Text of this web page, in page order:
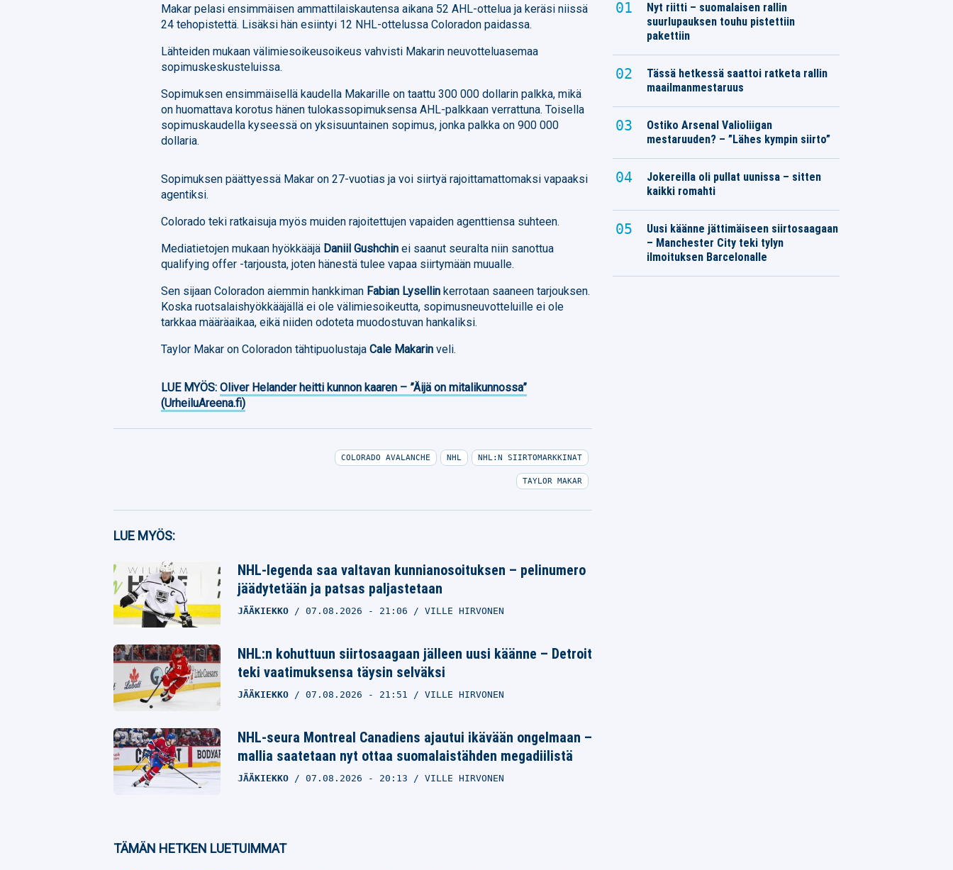
Makar pelasi ensimmäisen ammattilaiskautensa aikana 52 AHL-ottelua ja keräsi niissä
24 tehopistettä. Lisäksi hän esiintyi 12 NHL-ottelussa Coloradon paidassa.
Lähteiden mukaan välimiesoikeusoikeus vahvisti Makarin neuvotteluasemaa
sopimuskeskusteluissa.
Sopimuksen ensimmäisellä kaudella Makarille on taattu 300 000 dollarin palkka, mikä
on huomattava korotus hänen tulokassopimuksensa AHL-palkkaan verrattuna. Toisella
sopimuskaudella kyseessä on yksisuuntainen sopimus, jonka palkka on 900 000
dollaria.
Sopimuksen päättyessä Makar on 27-vuotias ja voi siirtyä rajoittamattomaksi vapaaksi
agentiksi.
Colorado teki ratkaisuja myös muiden rajoitettujen vapaiden agenttiensa suhteen.
Mediatietojen mukaan hyökkääjä Daniil Gushchin ei saanut seuralta niin sanottua
qualifying offer -tarjousta, joten hänestä tulee vapaa siirtymään muualle.
Sen sijaan Coloradon aiemmin hankkiman Fabian Lysellin kerrotaan saaneen tarjouksen.
Koska ruotsalaishyökkääjällä ei ole välimiesoikeutta, sopimusneuvotteluille ei ole
tarkkaa määräaikaa, eikä niiden odoteta muodostuvan hankaliksi.
Taylor Makar on Coloradon tähtipuolustajaCale Makarin veli.
LUE MYÖS:Oliver Helander heitti kunnon kaaren – ”Äijä on mitalikunnossa”
(UrheiluAreena.fi)
Whatsapp
COLORADO AVALANCHE NHL NHL:N SIIRTOMARKKINAT
TAYLOR MAKAR
LUE MYÖS:
NHL-legenda saa valtavan kunnianosoituksen – pelinumero
jäädytetään ja patsas paljastetaan
JÄÄKIEKKO 07.08.2026 - 21:06 VILLE HIRVONEN
NHL:n kohuttuun siirtosaagaan jälleen uusi käänne – Detroit
teki vaatimuksensa täysin selväksi
JÄÄKIEKKO 07.08.2026 - 21:51 VILLE HIRVONEN
NHL-seura Montreal Canadiens ajautui ikävään ongelmaan –
mallia saatetaan nyt ottaa suomalaistähden megadiilistä
JÄÄKIEKKO 07.08.2026 - 20:13 VILLE HIRVONEN
TÄMÄN HETKEN LUETUIMMAT
Nyt riitti – suomalaisen rallin
suurlupauksen touhu pistettiin
pakettiin
Tässä hetkessä saattoi ratketa rallin
maailmanmestaruus
Ostiko Arsenal Valioliigan
mestaruuden? – ”Lähes kympin siirto”
Jokereilla oli pullat uunissa – sitten
kaikki romahti
Uusi käänne jättimäiseen siirtosaagaan
– Manchester City teki tylyn
ilmoituksen Barcelonalle